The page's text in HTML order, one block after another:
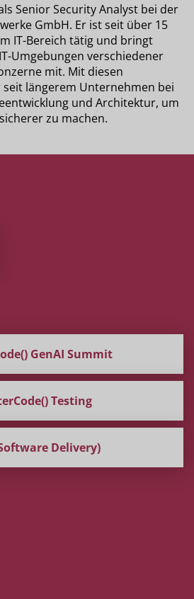
Senior Security Analyst bei der
GmbH. Er ist seit über 15
IT-Bereich tätig und bringt
Umgebungen verschiedener
mit. Mit diesen
längerem Unternehmen bei
und Architektur, um
zu machen.
GenAI Summit
Testing
Delivery)